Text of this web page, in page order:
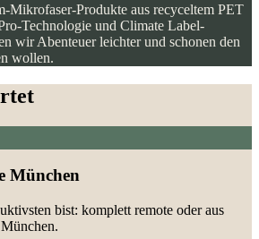
Mikrofaser-Produkte aus recyceltem PET
Technologie und Climate Label-
wir Abenteuer leichter und schonen den
wollen.
München
bist: komplett remote oder aus